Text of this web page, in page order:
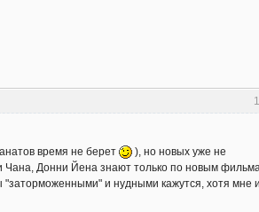
время не берет
), но новых уже не
Чана, Донни Йена знают только по новым
и нудными кажутся, хотя мне и